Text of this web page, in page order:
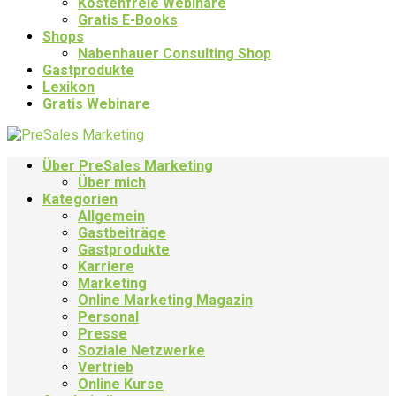
Gratis E-Books
Shops
Nabenhauer Consulting Shop
Gastprodukte
Lexikon
Gratis Webinare
Über PreSales Marketing
Über mich
Kategorien
Allgemein
Gastbeiträge
Gastprodukte
Karriere
Marketing
Online Marketing Magazin
Personal
Presse
Soziale Netzwerke
Vertrieb
Online Kurse